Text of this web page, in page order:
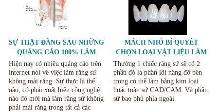
SỰ THẬT ĐẰNG SAU NHỮNG
QUẢNG CÁO 100% LÀM
RĂNG SỨ KHÔNG MÀI
RĂNG.
Hiện nay có nhiều quảng cáo trên
internet nói về việc làm răng sứ
không mài răng. Sự thực là thế
nào, có phải xuất hiện công nghệ
nào đó mới mà làm răng sứ không
phải mài răng trong tất cả các
MÁCH NHỎ BÍ QUYẾT
CHỌN LOẠI VẬT LIỆU LÀM
BỌC RĂNG NÊN CHỌN LOẠI
RĂNG NÀO CHO PHÙ HỢP.
Thường 1 chiếc răng sứ sẽ có 2
phần đó là phần lõi nâng đỡ bên
trong có thể làm bằng kim loại
hoặc toàn sứ CAD/CAM. Và phần
sứ bao phủ phía ngoài.